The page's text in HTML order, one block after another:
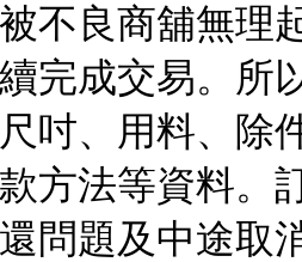
不良商舖無理
完成交易。所
吋、用料、除
方法等資料。
問題及中途取